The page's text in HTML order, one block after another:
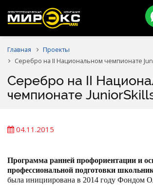
Главная
Проекты
Серебро на II Национальном чемпионате
Серебро на II
чемпионате
04.11.2015
Программа ранней профориентации и
профессиональной подготовки
была инициирована в 2014 году Фондом